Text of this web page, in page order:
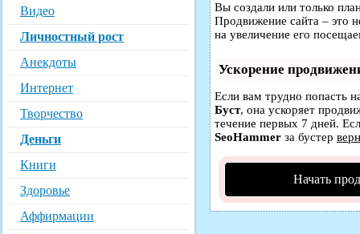
Видео
Личностный рост
Анекдоты
Интернет
Творчество
Деньги
Книги
Здоровье
Аффирмации
Вы создали или только
Продвижение сайта – это
на увеличение его
Ускорение
Если вам трудно попасть
Буст, она ускоряет
течение первых 7 дней.
SeoHammer за бустер
Начать